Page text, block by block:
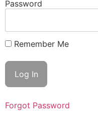
Password
Remember Me
Forgot Password